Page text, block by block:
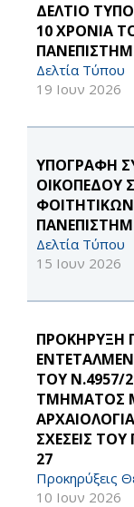
ΔΕΛΤΙΟ
10 ΧΡΟΝΙΑ
Δελτία Τύπου
19 Ιουν 2026
ΥΠΟΓΡΑΦΗ
ΟΙΚΟΠΕΔΟΥ
Δελτία Τύπου
15 Ιουν 2026
ΠΡΟΚΗΡΥΞΗ
ΤΟΥ Ν.4957/
ΤΜΗΜΑΤΟΣ
ΣΧΕΣΕΙΣ ΤΟΥ
27
Προκηρύξεις
10 Ιουν 2026